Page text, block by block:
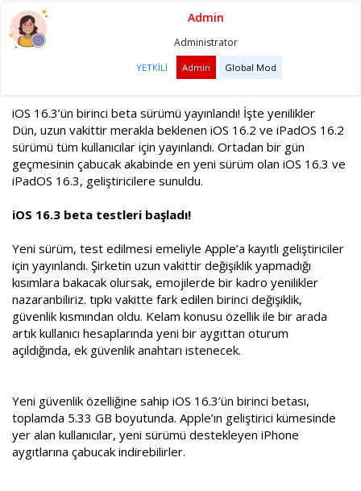
u
b
a
ş
a
n
i
i
Admin
Administrator
YETKILI Admin Global Mod
iOS 16.3’ün birinci beta sürümü yayınlandı! İşte yenilikler
Dün, uzun vakittir merakla beklenen iOS 16.2 ve iPadOS 16.2
sürümü tüm kullanıcılar için yayınlandı. Ortadan bir gün
geçmesinin çabucak akabinde en yeni sürüm olan iOS 16.3 ve
iPadOS 16.3, geliştiricilere sunuldu.
iOS 16.3 beta testleri başladı!
Yeni sürüm, test edilmesi emeliyle Apple’a kayıtlı geliştiriciler
için yayınlandı. Şirketin uzun vakittir değişiklik yapmadığı
kısımlara bakacak olursak, emojilerde bir kadro yenilikler
nazaranbiliriz. tıpkı vakitte fark edilen birinci değişiklik,
güvenlik kısmından oldu. Kelam konusu özellik ile bir arada
artık kullanıcı hesaplarında yeni bir aygıttan oturum
açıldığında, ek güvenlik anahtarı istenecek.
Yeni güvenlik özelliğine sahip iOS 16.3’ün birinci betası,
toplamda 5.33 GB boyutunda. Apple’ın geliştirici kümesinde
yer alan kullanıcılar, yeni sürümü destekleyen iPhone
aygıtlarına çabucak indirebilirler.